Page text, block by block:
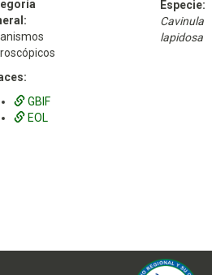
GBIF
EOL
Especie:
Cavinula
lapidosa